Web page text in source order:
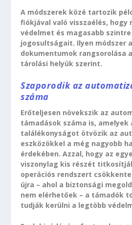
A módszerek közé tartozik
fiókjával való visszaélés, hogy
védelmet és magasabb
jogosultságait. Ilyen módszer
dokumentumok rangsorolása
tárolási helyük szerint.
Szaporodik az
száma
Erőteljesen növekszik az
támadások száma is, amelyek
találékonyságot ötvözik az
eszközökkel a még nagyobb
érdekében. Azzal, hogy az
viszonylag kis részét
operációs rendszert
újra – ahol a biztonsági
nem elérhetőek – a támadók
tudják kerülni a legtöbb